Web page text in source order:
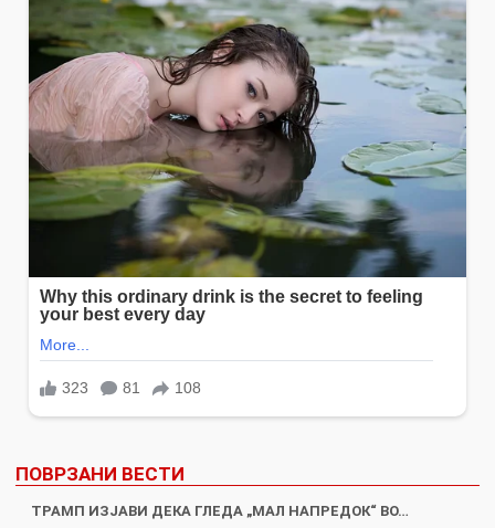
ПОВРЗАНИ ВЕСТИ
ТРАМП ИЗЈАВИ ДЕКА ГЛЕДА „МАЛ НАПРЕДОК“ ВО…